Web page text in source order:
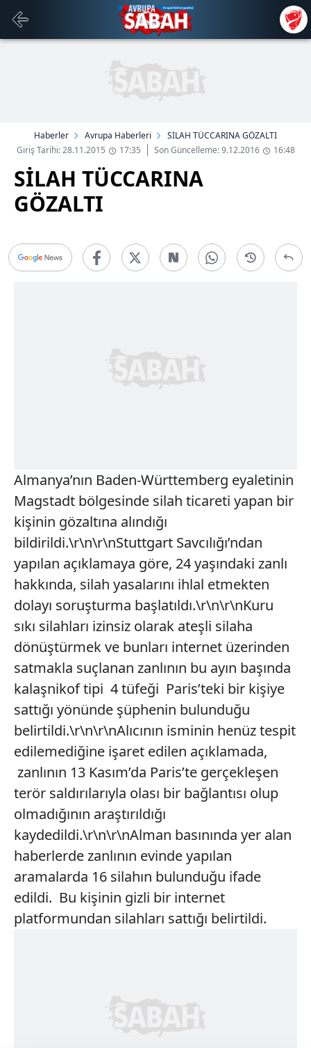
Haberler Avrupa Haberleri
SİLAH TÜCCARINA GÖZALTI
Giriş Tarihi: 28.11.2015
17:35 Son Güncelleme: 9.12.2016 16:48
SİLAH TÜCCARINA
GÖZALTI
Almanya’nın Baden-Württemberg eyaletinin
Magstadt bölgesinde silah ticareti yapan bir
kişinin gözaltına alındığı
bildirildi.\r\n\r\nStuttgart Savcılığı’ndan
yapılan açıklamaya göre, 24 yaşındaki zanlı
hakkında, silah yasalarını ihlal etmekten
dolayı soruşturma başlatıldı.\r\n\r\nKuru
sıkı silahları izinsiz olarak ateşli silaha
dönüştürmek ve bunları internet üzerinden
satmakla suçlanan zanlının bu ayın başında
kalaşnikof tipi 4 tüfeği Paris’teki bir kişiye
sattığı yönünde şüphenin bulunduğu
belirtildi.\r\n\r\nAlıcının isminin henüz tespit
edilemediğine işaret edilen açıklamada,
zanlının 13 Kasım’da Paris’te gerçekleşen
terör saldırılarıyla olası bir bağlantısı olup
olmadığının araştırıldığı
kaydedildi.\r\n\r\nAlman basınında yer alan
haberlerde zanlının evinde yapılan
aramalarda 16 silahın bulunduğu ifade
edildi. Bu kişinin gizli bir internet
platformundan silahları sattığı belirtildi.